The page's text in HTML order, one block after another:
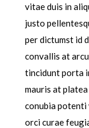
vitae duis in
justo
per dictumst id
convallis at
tincidunt porta
mauris at
conubia potenti
orci curae